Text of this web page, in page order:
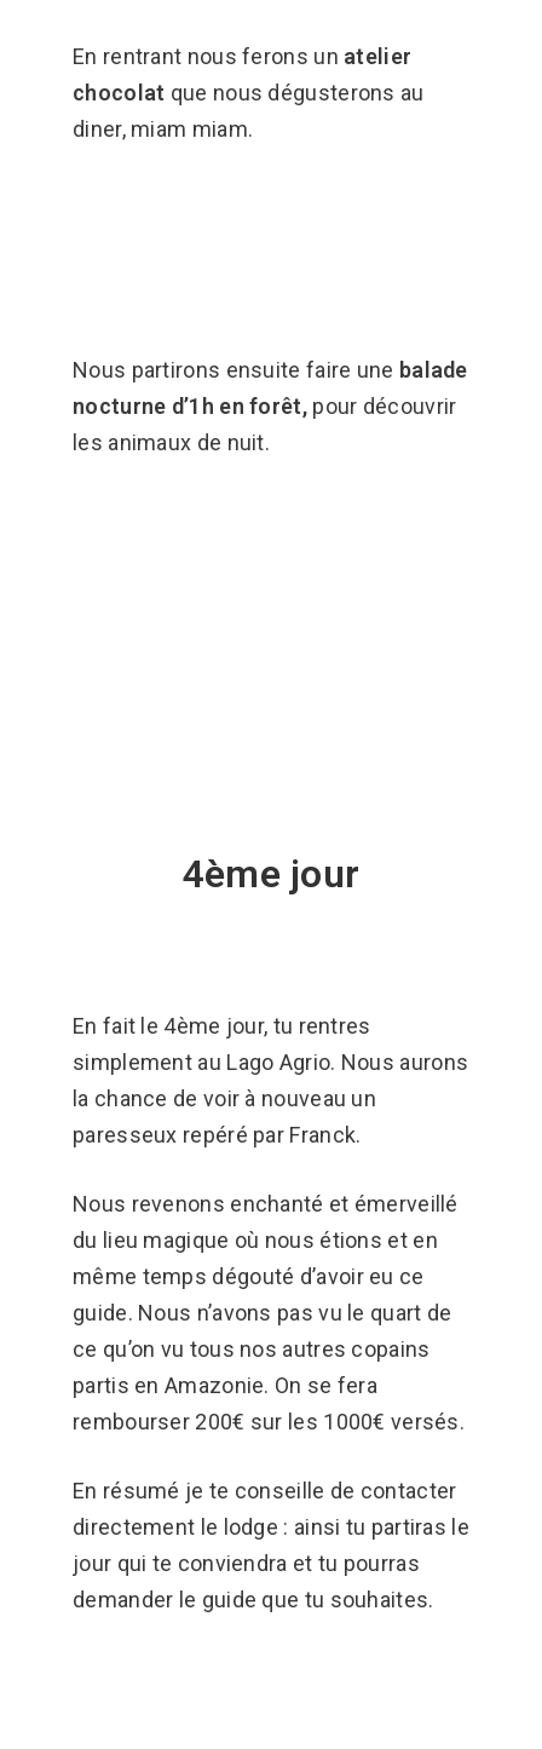
En rentrant nous ferons un atelier
chocolat que nous dégusterons au
diner, miam miam.
Nous partirons ensuite faire une balade
nocturne d’1h en forêt,pour découvrir
les animaux de nuit.
4ème jour
En fait le 4ème jour, tu rentres
simplement au Lago Agrio. Nous aurons
la chance de voir à nouveau un
paresseux repéré par Franck.
Nous revenons enchanté et émerveillé
du lieu magique où nous étions et en
même temps dégouté d’avoir eu ce
guide. Nous n’avons pas vu le quart de
ce qu’on vu tous nos autres copains
partis en Amazonie. On se fera
rembourser 200€ sur les 1000€ versés.
En résumé je te conseille de contacter
directement le lodge : ainsi tu partiras le
jour qui te conviendra et tu pourras
demander le guide que tu souhaites.